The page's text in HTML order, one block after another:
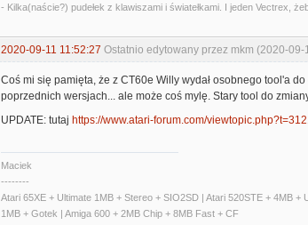
- Kilka(naście?) pudełek z klawiszami i światełkami. I jeden Vectrex,
2020-09-11 11:52:27 Ostatnio edytowany przez mkm (2020-09-
Coś mi się pamięta, że z CT60e Willy wydał osobnego tool'a
poprzednich wersjach... ale może coś mylę. Stary tool do
UPDATE: tutaj https://www.atari-forum.com/
Maciek
--------
Atari 65XE + Ultimate 1MB + Stereo + SIO2SD | Atari 520STE + 4MB
1MB + Gotek | Amiga 600 + 2MB Chip + 8MB Fast + CF